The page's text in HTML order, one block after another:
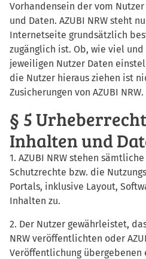
Vorhandensein der vom
und Daten. AZUBI NRW steht
Internetseite grundsätzlich
zugänglich ist. Ob, wie viel
jeweiligen Nutzer Daten
die Nutzer hieraus ziehen ist
Zusicherungen von AZUBI NRW.
§ 5
Inhalten und
1. AZUBI NRW stehen
Schutzrechte bzw. die
Portals, inklusive Layout,
Inhalten zu.
2. Der Nutzer gewährleistet,
NRW veröffentlichten oder
Veröffentlichung übergebenen